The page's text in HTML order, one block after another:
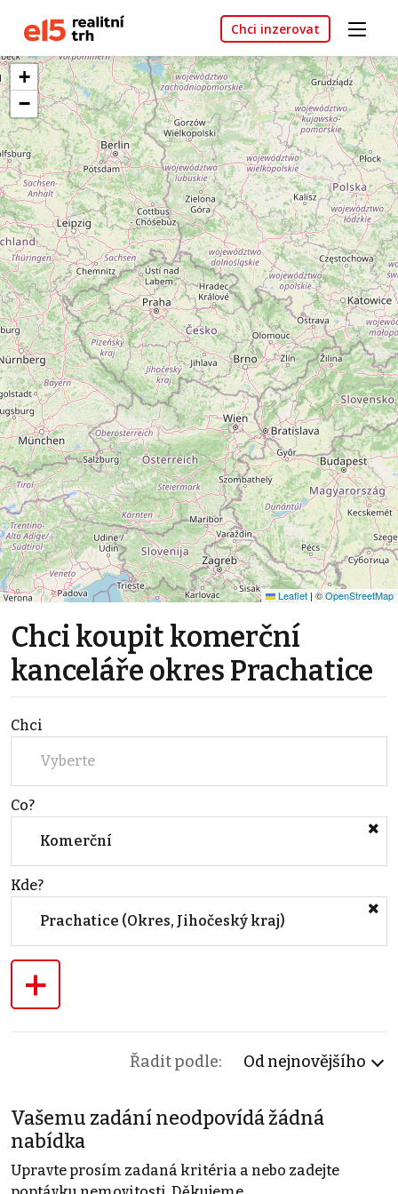
Chci inzerovat
+
−
Leaflet | ©OpenStreetMap
Chci koupit komerční
kanceláře okres Prachatice
Chci
Vyberte
Co?
Komerční
Kde?
Prachatice (Okres, Jihočeský kraj)
+
Řadit podle: Od nejnovějšího
Vašemu zadání neodpovídá žádná
nabídka
Upravte prosím zadaná kritéria a nebo zadejte